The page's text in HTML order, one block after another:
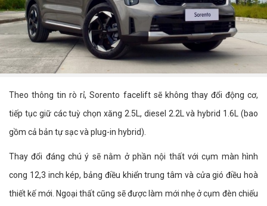
Theo thông tin rò rỉ, Sorento facelift sẽ không thay đổi động cơ,
tiếp tục giữ các tuỳ chọn xăng 2.5L, diesel 2.2L và hybrid 1.6L (bao
gồm cả bản tự sạc và plug-in hybrid).
Thay đổi đáng chú ý sẽ nằm ở phần nội thất với cụm màn hình
cong 12,3 inch kép, bảng điều khiển trung tâm và cửa gió điều hoà
thiết kế mới. Ngoại thất cũng sẽ được làm mới nhẹ ở cụm đèn chiếu